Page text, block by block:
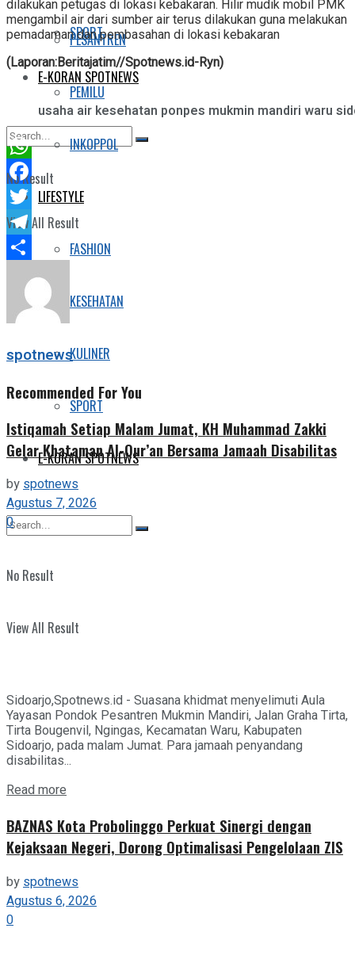
SPORT
E-KORAN SPOTNEWS
No Result
View All Result
PESANTREN
PEMILU
INKOPPOL
LIFESTYLE
FASHION
KESEHATAN
KULINER
SPORT
E-KORAN SPOTNEWS
No Result
View All Result
dilakukan petugas di lokasi kebakaran. Hilir mudik mobil PMK
mengambil air dari sumber air terus dilakukan guna melakukan
pemadaman dan pembasahan di lokasi kebakaran
(Laporan:Beritajatim//Spotnews.id-Ryn)
usaha air kesehatan ponpes mukmin mandiri waru
WhatsApp
Facebook
Twitter
Telegram
Share
spotnews
Recommended For You
Istiqamah Setiap Malam Jumat, KH Muhammad Zakki
Gelar Khataman Al-Qur’an Bersama Jamaah Disabilitas
byspotnews
Agustus 7, 2026
0
Sidoarjo,Spotnews.id - Suasana khidmat menyelimuti Aula
Yayasan Pondok Pesantren Mukmin Mandiri, Jalan Graha Tirta,
Tirta Bougenvil, Ngingas, Kecamatan Waru, Kabupaten
Sidoarjo, pada malam Jumat. Para jamaah penyandang
disabilitas...
Read more
BAZNAS Kota Probolinggo Perkuat Sinergi dengan
Kejaksaan Negeri, Dorong Optimalisasi Pengelolaan ZIS
by spotnews
Agustus 6, 2026
0